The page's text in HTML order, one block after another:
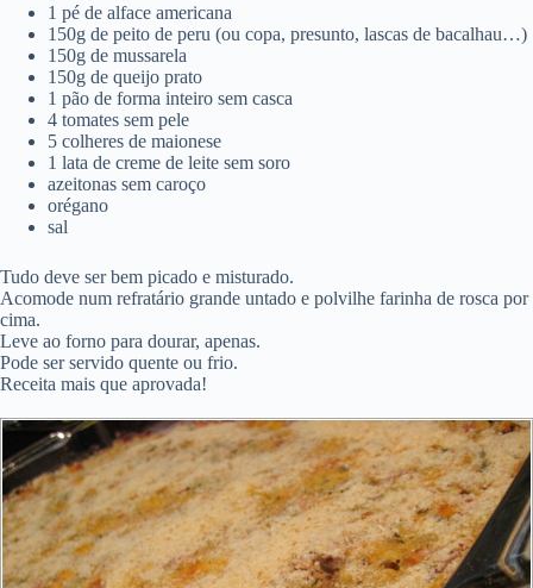
1 pé de alface americana
150g de peito de peru (ou copa, presunto, lascas de bacalhau…)
150g de mussarela
150g de queijo prato
1 pão de forma inteiro sem casca
4 tomates sem pele
5 colheres de maionese
1 lata de creme de leite sem soro
azeitonas sem caroço
orégano
sal
Tudo deve ser bem picado e misturado.
Acomode num refratário grande untado e polvilhe farinha de rosca por
cima.
Leve ao forno para dourar, apenas.
Pode ser servido quente ou frio.
Receita mais que aprovada!